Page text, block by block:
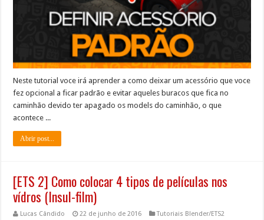
Neste tutorial voce irá aprender a como deixar um acessório que voce
fez opcional a ficar padrão e evitar aqueles buracos que fica no
caminhão devido ter apagado os models do caminhão, o que
acontece ...
Abrir post...
[ETS 2] Como colocar 4 tipos de películas nos
vídros (Insul-film)
Lucas Cândido 22 de junho de 2016 Tutoriais Blender/ETS2